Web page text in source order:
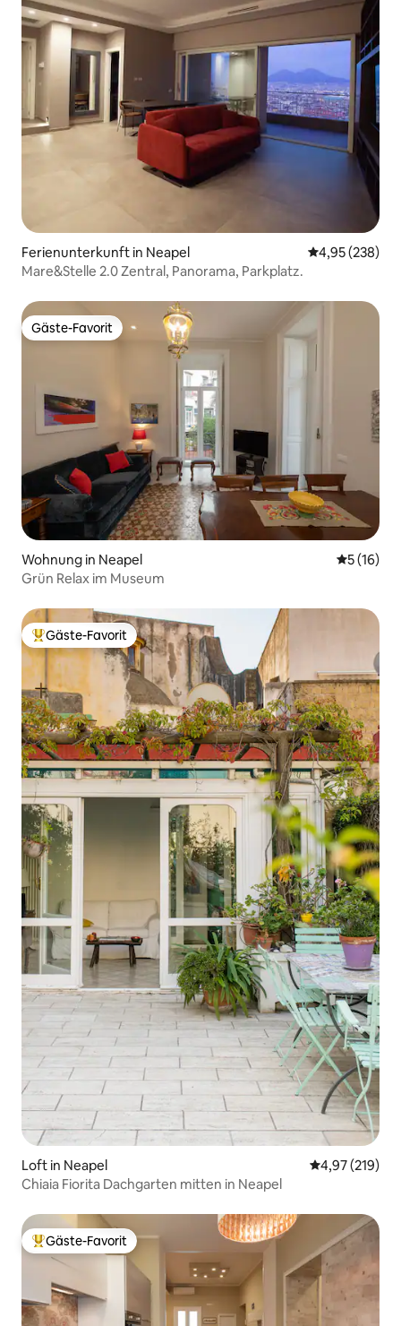
Ferienunterkunft in Neapel
4,95 (238)
Mare&Stelle 2.0 Zentral, Panorama, Parkplatz.
Gäste-Favorit
Gäste-Favorit
Wohnung in Neapel
5 (16)
Grün Relax im Museum
Beliebter Gäste-Favorit.
Gäste-Favorit
Loft in Neapel
4,97 (219)
Chiaia Fiorita Dachgarten mitten in Neapel
Beliebter Gäste-Favorit.
Gäste-Favorit